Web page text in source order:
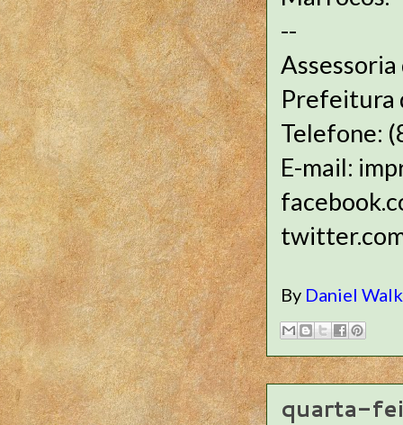
--
Prefeitura
Telefone:
E-mail:
By Daniel
quarta-